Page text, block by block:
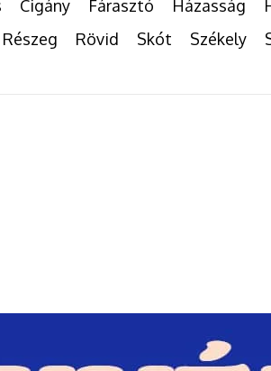
Cigány Fárasztó Házasság
Részeg Rövid Skót Székely